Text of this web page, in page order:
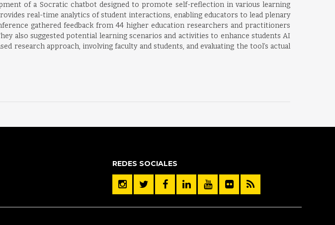
of a Socratic chatbot designed to promote self-reflection in various learning
real-time analytics of student interactions, enabling educators to lead plenary
gathered feedback from 44 higher education researchers and practitioners
also suggested potential learning scenarios and activities to enhance students AI
research approach, involving faculty and students, and evaluating the tool’s actual
REDES SOCIALES